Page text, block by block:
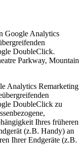
Google Analytics
DoubleClick.
Parkway, Mountain
Analytics Remarketing
DoubleClick zu
Ihres früheren
(z.B. Handy) an
Ihrer Endgeräte (z.B.